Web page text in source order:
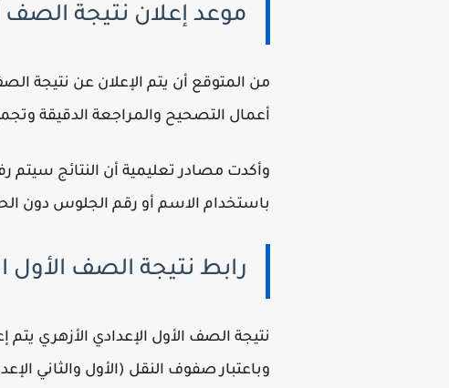
موعد إعلان نتيجة الصف الأول
أعمال التصحيح والمراجعة الدقيقة
وأكدت مصادر تعليمية أن النتائج سيتم
باستخدام الاسم أو رقم الجلوس دون
رابط نتيجة الصف الأول الإعدادي الأزهري
نتيجة الصف الأول الإعدادي الأزهري يتم
وباعتبار صفوف النقل (الأول والثاني